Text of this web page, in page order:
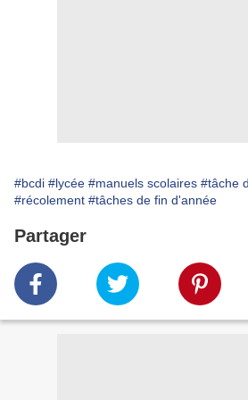
#bcdi #lycée #manuels scolaires #tâche
#récolement #tâches de fin d'année
Partager